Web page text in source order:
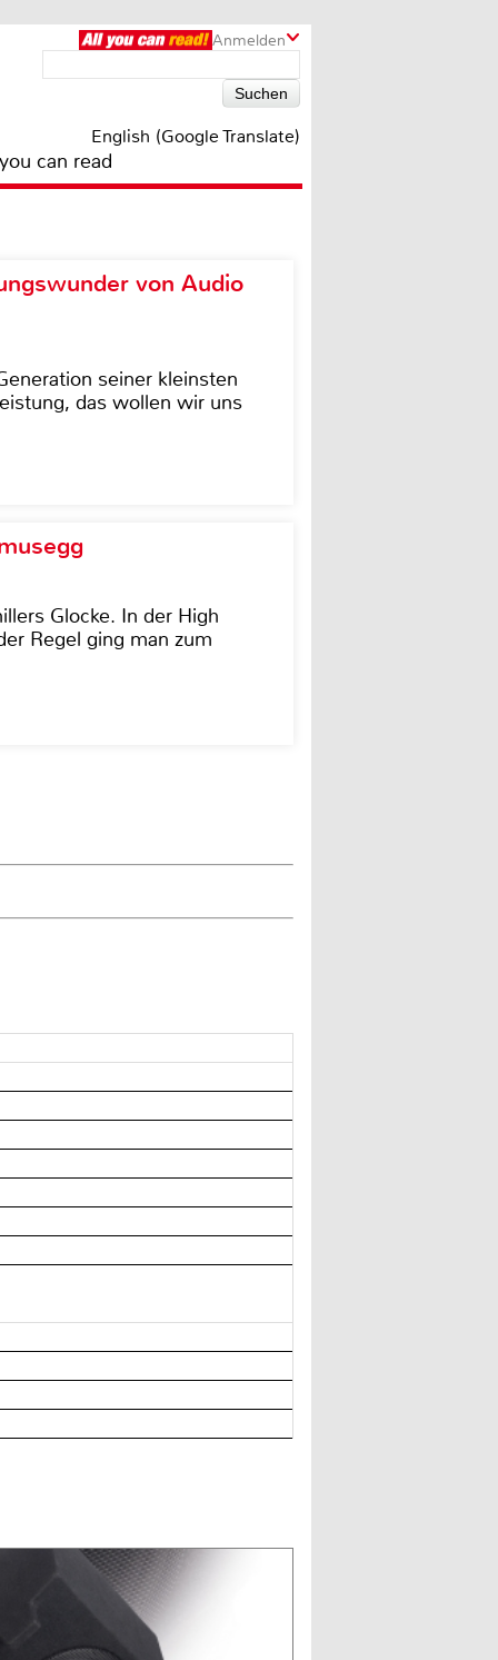
Anmelden
English (Google Translate)
can read
von Audio
seiner kleinsten
das wollen wir uns
Glocke. In der High
Regel ging man zum